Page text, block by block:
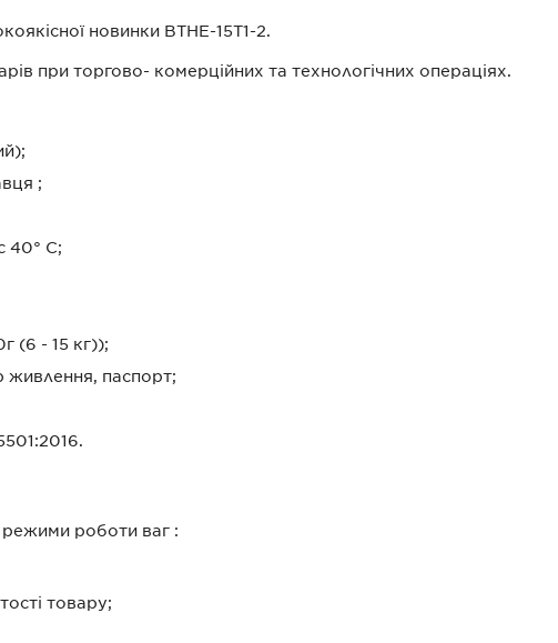
новинки ВТНЕ-15Т1-2.
при торгово- комерційних та технологічних операціях.
;
40° С;
(6 - 15 кг));
живлення, паспорт;
режими роботи ваг :
товару;